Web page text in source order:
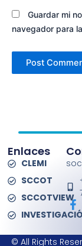
Guardar mi
navegador para
Enlaces
CLEMI
SCCOT
SCCOTVIEWF
a
e
© All Rights